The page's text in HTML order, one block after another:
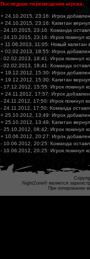
Последние перемещения игрока:
+ 24.10.2015, 23:16: Игрок
+ 24.10.2015, 23:16: Капитан
- 24.10.2015, 23:16: Команда
- 24.10.2015, 23:16: Игрок покинул
+ 11.06.2013, 11:05: Новый капитан
+ 02.02.2013, 18:55: Игрок
- 02.02.2013, 18:41: Игрок покинул
- 02.02.2013, 18:41: Команда
+ 19.12.2012, 15:30: Игрок
+ 19.12.2012, 15:30: Капитан
- 17.12.2012, 15:55: Игрок покинул
+ 24.11.2012, 17:57: Игрок
- 24.11.2012, 17:50: Игрок покинул
- 24.11.2012, 17:50: Команда
+ 25.10.2012, 13:49: Игрок
+ 25.10.2012, 13:49: Капитан
- 25.10.2012, 08:42: Игрок покинул
+ 10.06.2012, 20:27: Игрок
- 10.06.2012, 20:25: Команда
- 10.06.2012, 20:25: Игрок покинул
NightZone® является
При копировании